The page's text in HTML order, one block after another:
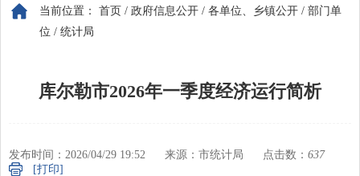
当前位置： 首页 / 政府信息公开 / 各单位、乡镇公开 / 部门单
位 / 统计局
库尔勒市2026年一季度经济运行简析
发布时间：2026/04/29 19:52 来源：市统计局 点击数： 637
[打印]